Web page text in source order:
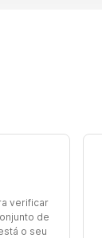
verificar
de
o seu